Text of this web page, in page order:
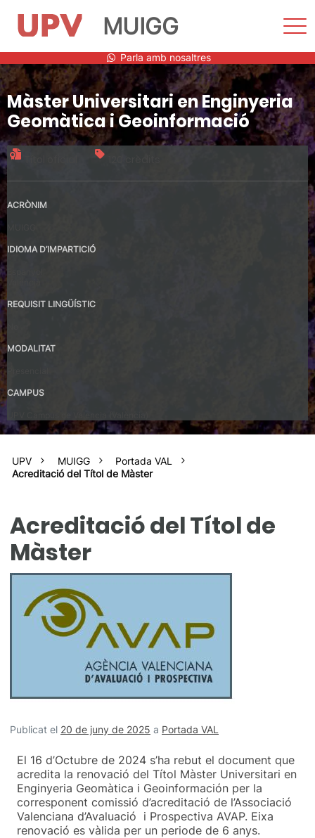
al
contingut
MUIGG
Parla amb nosaltres
Màster Universitari en Enginyeria
Geomàtica i Geoinformació
ACRÒNIM
IDIOMA D’IMPARTICIÓ
REQUISIT LINGÜÍSTIC
MODALITAT
CAMPUS
UPV MUIGG
Portada VAL
Acreditació del Títol de Màster
Acreditació del Títol de
Màster
Publicat el 20 de juny de 2025 a Portada VAL
El 16 d’Octubre de 2024 s’ha rebut el document que
acredita la renovació del Títol Màster Universitari en
Enginyeria Geomàtica i Geoinformación per la
corresponent comissió d’acreditació de l’Associació
Valenciana d’Avaluació i Prospectiva AVAP. Eixa
renovació es vàlida per un periode de 6 anys.